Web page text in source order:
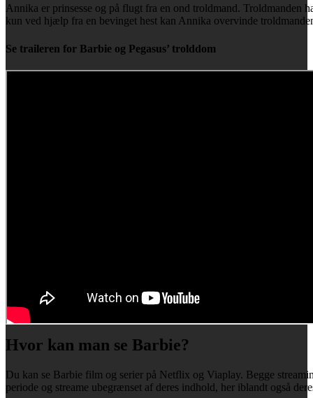
Annika er prinsesse og på flugt fra en ond troldmand. Troldmanden
kun ved hjælp fra en bevinget hest kan Annika overvinde
Se traileren for Barbie og Pegasus’ trolddom
Hvor kan man se Barbie?
Du kan se Barbie film og serier på Netflix og Viaplay. Begge
periode og streame ubegrænset af deres indhold, her iblandt også